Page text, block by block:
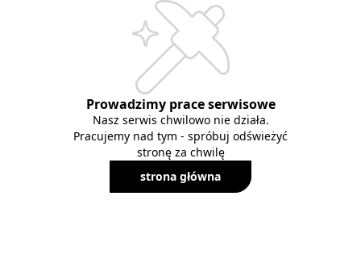
Prowadzimy prace serwisowe
Nasz serwis chwilowo nie działa.
Pracujemy nad tym - spróbuj odświeżyć
stronę za chwilę
strona główna